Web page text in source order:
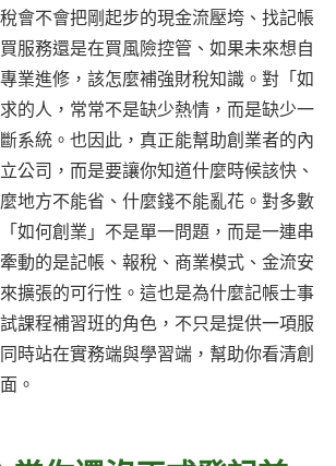
會不會把剛起步的現金流壓垮、找記帳
服務還是在買風險控管、如果未來想自
業進修，該怎麼補強財稅知識。對「如
的人，常常不是缺少熱情，而是缺少一
系統。也因此，真正能幫助創業者的內
公司，而是要讓你知道什麼時候該快、
地方不能省、什麼錢不能亂花。對多數
如何創業」不是單一問題，而是一連串
動的是記帳、報稅、商業模式、金流安
擴張的可行性。這也是為什麼記帳士事
課程補習班的角色，不只是提供一項服
時站在實務端與學習端，幫助你看清創
。